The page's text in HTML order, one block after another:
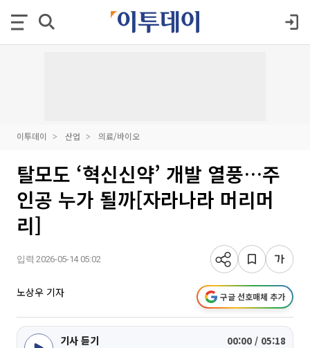
이투데이 산업 의료/바이오
탈모도 ‘혁신신약’ 개발 열풍…주
인공 누가 될까[자라나라 머리머
리]
입력 2026-05-14 05:02
노상우 기자 구글 선호매체 추가
기사 듣기 00:00 / 05:18